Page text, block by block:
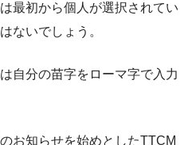
最初から個人が選択されてい
ないでしょう。
自分の苗字をローマ字で入力
お知らせを始めとしたTTCM